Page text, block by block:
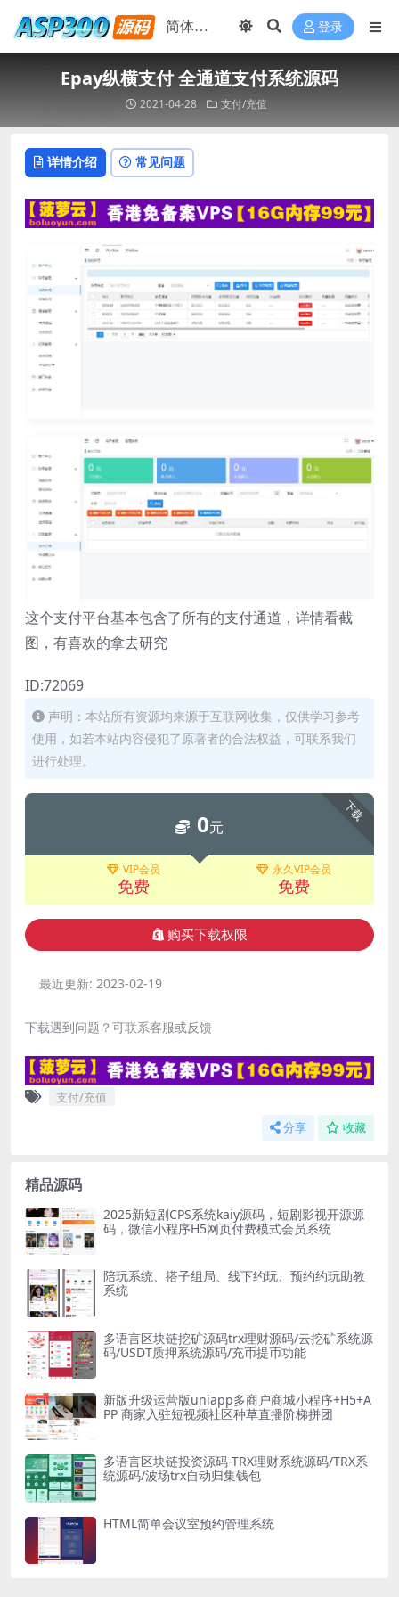
登录
Epay纵横支付 全通道支付系统源码
2021-04-28 支付/充值
详情介绍 常见问题
这个支付平台基本包含了所有的支付通道，详情看截
图，有喜欢的拿去研究
ID:72069
声明：本站所有资源均来源于互联网收集，仅供学习参考
使用，如若本站内容侵犯了原著者的合法权益，可联系我们
进行处理。
下载
0元
VIP会员
免费
永久VIP会员
免费
购买下载权限
最近更新: 2023-02-19
下载遇到问题？可联系客服或反馈
支付/充值
分享 收藏
精品源码
2025新短剧CPS系统kaiy源码，短剧影视开源源
码，微信小程序H5网页付费模式会员系统
陪玩系统、搭子组局、线下约玩、预约约玩助教
系统
多语言区块链挖矿源码trx理财源码/云挖矿系统源
码/USDT质押系统源码/充币提币功能
新版升级运营版uniapp多商户商城小程序+H5+A
PP 商家入驻短视频社区种草直播阶梯拼团
多语言区块链投资源码-TRX理财系统源码/TRX系
统源码/波场trx自动归集钱包
HTML简单会议室预约管理系统